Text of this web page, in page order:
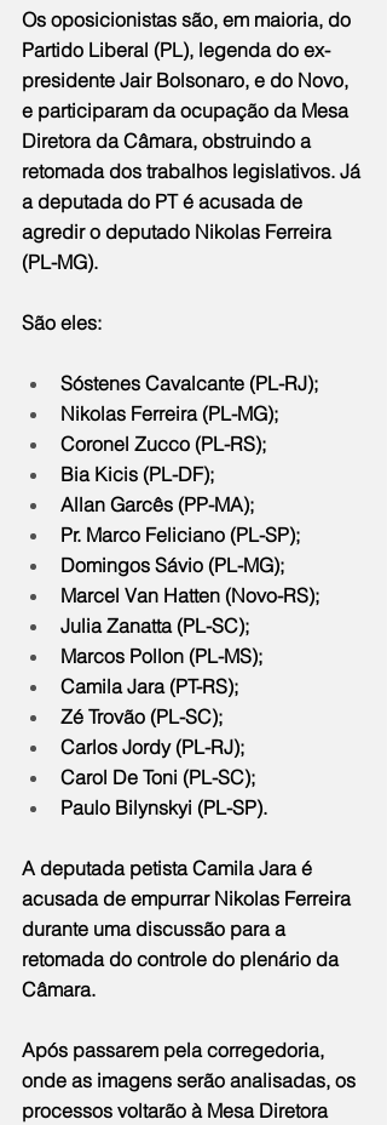
Os oposicionistas são, em maioria, do
Partido Liberal (PL), legenda do ex-
presidente Jair Bolsonaro, e do Novo,
e participaram da ocupação da Mesa
Diretora da Câmara, obstruindo a
retomada dos trabalhos legislativos. Já
a deputada do PT é acusada de
agredir o deputado Nikolas Ferreira
(PL-MG).
São eles:
Sóstenes Cavalcante (PL-RJ);
Nikolas Ferreira (PL-MG);
Coronel Zucco (PL-RS);
Bia Kicis (PL-DF);
Allan Garcês (PP-MA);
Pr. Marco Feliciano (PL-SP);
Domingos Sávio (PL-MG);
Marcel Van Hatten (Novo-RS);
Julia Zanatta (PL-SC);
Marcos Pollon (PL-MS);
Camila Jara (PT-RS);
Zé Trovão (PL-SC);
Carlos Jordy (PL-RJ);
Carol De Toni (PL-SC);
Paulo Bilynskyi (PL-SP).
A deputada petista Camila Jara é
acusada de empurrar Nikolas Ferreira
durante uma discussão para a
retomada do controle do plenário da
Câmara.
Após passarem pela corregedoria,
onde as imagens serão analisadas, os
processos voltarão à Mesa Diretora